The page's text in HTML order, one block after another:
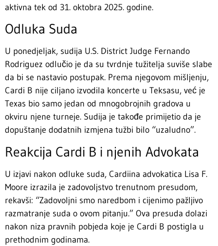
aktivna tek od 31. oktobra 2025. godine.
Odluka Suda
U ponedjeljak, sudija U.S. District Judge Fernando
Rodriguez odlučio je da su tvrdnje tužitelja suviše slabe
da bi se nastavio postupak. Prema njegovom mišljenju,
Cardi B nije ciljano izvodila koncerte u Teksasu, već je
Texas bio samo jedan od mnogobrojnih gradova u
okviru njene turneje. Sudija je takođe primijetio da je
dopuštanje dodatnih izmjena tužbi bilo “uzaludno”.
Reakcija Cardi B i njenih Advokata
U izjavi nakon odluke suda, Cardiina advokatica Lisa F.
Moore izrazila je zadovoljstvo trenutnom presudom,
rekavši: “Zadovoljni smo naredbom i cijenimo pažljivo
razmatranje suda o ovom pitanju.” Ova presuda dolazi
nakon niza pravnih pobjeda koje je Cardi B postigla u
prethodnim godinama.